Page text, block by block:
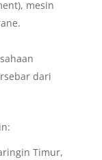
mesin
dari
Timur,